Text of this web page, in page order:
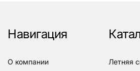
Навигация
о компании
летняя